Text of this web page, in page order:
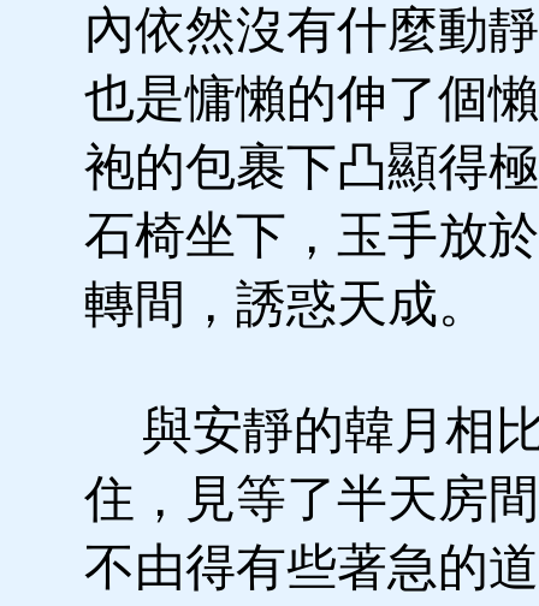
內依然沒有什麼動
也是慵懶的伸了個
袍的包裹下凸顯得
石椅坐下，玉手放
轉間，誘惑天成。
與安靜的韓月相
住，見等了半天房
不由得有些著急的